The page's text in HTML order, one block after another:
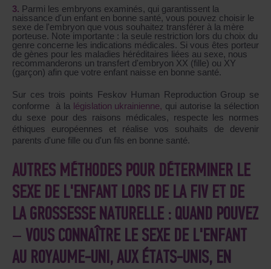
Parmi les embryons examinés, qui garantissent la
naissance d'un enfant en bonne santé, vous pouvez choisir le
sexe de l'embryon que vous souhaitez transférer à la mère
porteuse. Note importante : la seule restriction lors du choix du
genre concerne les indications médicales. Si vous êtes porteur
de gènes pour les maladies héréditaires liées au sexe, nous
recommanderons un transfert d'embryon XX (fille) ou XY
(garçon) afin que votre enfant naisse en bonne santé.
Sur ces trois points Feskov Human Reproduction Group se
conforme à la législation ukrainienne, qui autorise la sélection
du sexe pour des raisons médicales, respecte les normes
éthiques européennes et réalise vos souhaits de devenir
parents d'une fille ou d'un fils en bonne santé.
AUTRES MÉTHODES POUR DÉTERMINER LE
SEXE DE L'ENFANT LORS DE LA FIV ET DE
LA GROSSESSE NATURELLE : QUAND POUVEZ
– VOUS CONNAÎTRE LE SEXE DE L'ENFANT
AU ROYAUME-UNI, AUX ÉTATS-UNIS, EN